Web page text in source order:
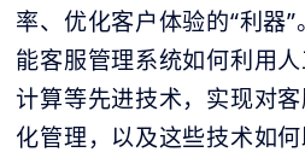
率、优化客户体验的“利器
能客服管理系统如何利用
计算等先进技术，实现对
化管理，以及这些技术如